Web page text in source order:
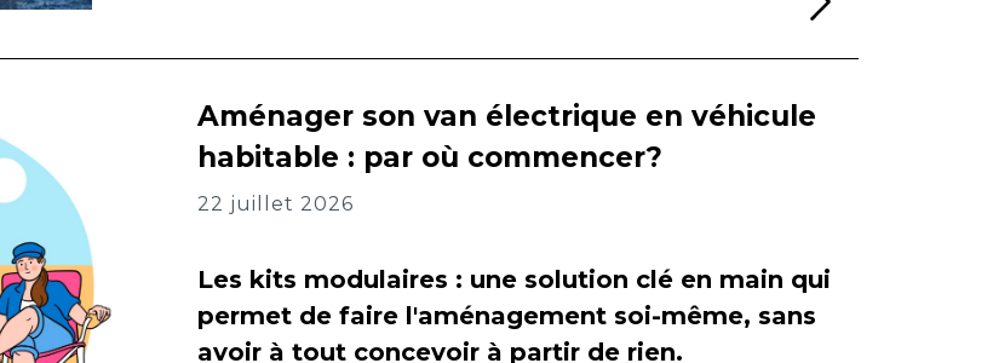
Aménager son van électrique en véhicule
habitable : par où commencer?
22 juillet 2026
Les kits modulaires : une solution clé en main qui
permet de faire l'aménagement soi-même, sans
avoir à tout concevoir à partir de rien.